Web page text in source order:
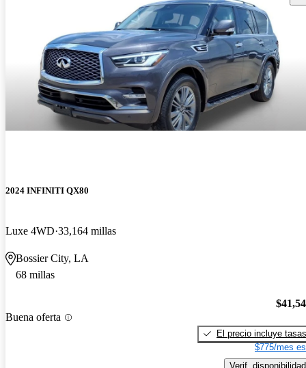
2024 INFINITI QX80
Luxe 4WD 33,164 millas
Bossier City, LA
68 millas
Buena oferta
El precio incluye tasas
$775/mes
Verif. disponibilidad